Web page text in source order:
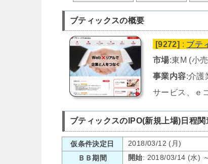
ブティックスの概要
[9272] : ブテ
市場:東M (小
事業内容:介護
サービス、ｅ
ブティックスのIPO(新規上場)日程関
仮条件決定日
2018/03/12 (月)
ＢＢ期間
開始: 2018/03/14 (水)